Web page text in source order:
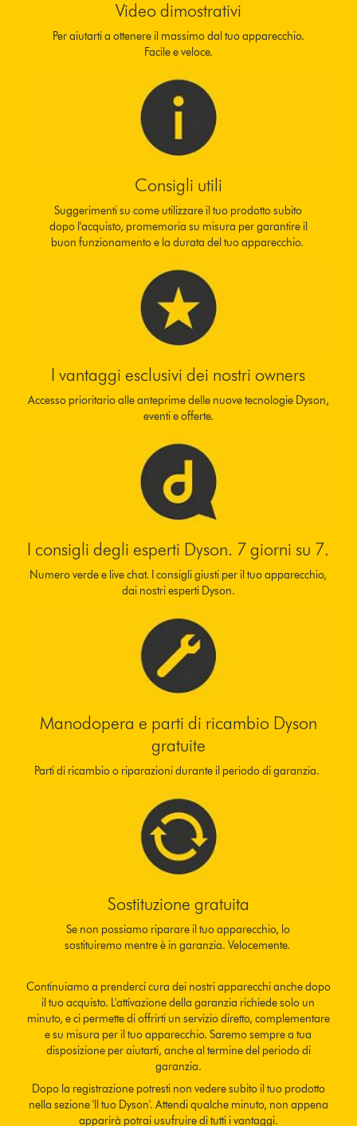
Video dimostrativi
Per aiutarti a ottenere il massimo dal tuo apparecchio.
Facile e veloce.
Consigli utili
Suggerimenti su come utilizzare il tuo prodotto subito
dopo l'acquisto, promemoria su misura per garantire il
buon funzionamento e la durata del tuo apparecchio.
I vantaggi esclusivi dei nostri owners
Accesso prioritario alle anteprime delle nuove tecnologie Dyson,
eventi e offerte.
I consigli degli esperti Dyson. 7 giorni su 7.
Numero verde e live chat. I consigli giusti per il tuo apparecchio,
dai nostri esperti Dyson.
Manodopera e parti di ricambio Dyson
gratuite
Parti di ricambio o riparazioni durante il periodo di garanzia.
Sostituzione gratuita
Se non possiamo riparare il tuo apparecchio, lo
sostituiremo mentre è in garanzia. Velocemente.
Continuiamo a prenderci cura dei nostri apparecchi anche dopo
il tuo acquisto. L'attivazione della garanzia richiede solo un
minuto, e ci permette di offrirti un servizio diretto, complementare
e su misura per il tuo apparecchio. Saremo sempre a tua
disposizione per aiutarti, anche al termine del periodo di
garanzia.
Dopo la registrazione potresti non vedere subito il tuo prodotto
nella sezione 'Il tuo Dyson'. Attendi qualche minuto, non appena
apparirà potrai usufruire di tutti i vantaggi.